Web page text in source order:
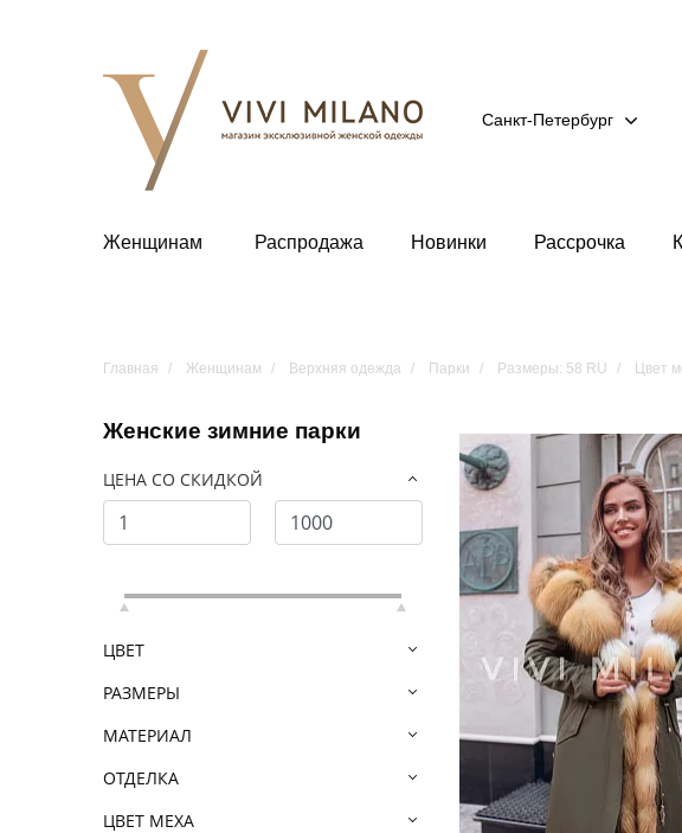
Санкт-Петербург
Женщинам Распродажа Новинки Рассрочка
Главная Женщинам Верхняя одежда Парки Размеры: 58 RU Цвет
Женские зимние парки
ЦЕНА СО СКИДКОЙ
ЦВЕТ
РАЗМЕРЫ
МАТЕРИАЛ
ОТДЕЛКА
ЦВЕТ МЕХА